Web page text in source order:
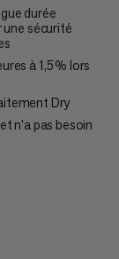
durée
une sécurité
à 1,5 % lors
Dry
n'a pas besoin